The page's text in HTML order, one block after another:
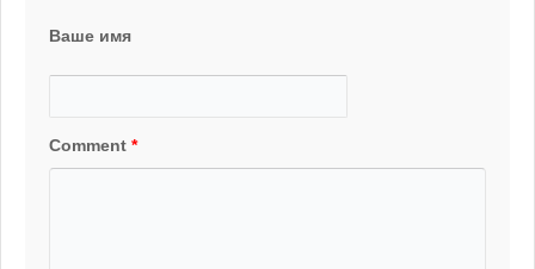
Ваше имя
Comment *